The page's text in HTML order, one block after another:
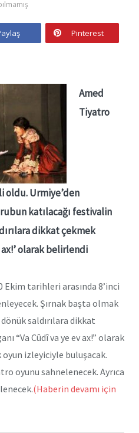
Pinterest
Amed
Tiyatro
oldu. Urmiye’den
katılacağı festivalin
dikkat çekmek
ax!’ olarak belirlendi
tarihleri arasında 8’inci
Şırnak başta olmak
saldırılara dikkat
“Va Cûdî va ye ev ax!” olarak
izleyiciyle buluşacak.
oyunu sahnelenecek. Ayrıca
(Haberin devamı için